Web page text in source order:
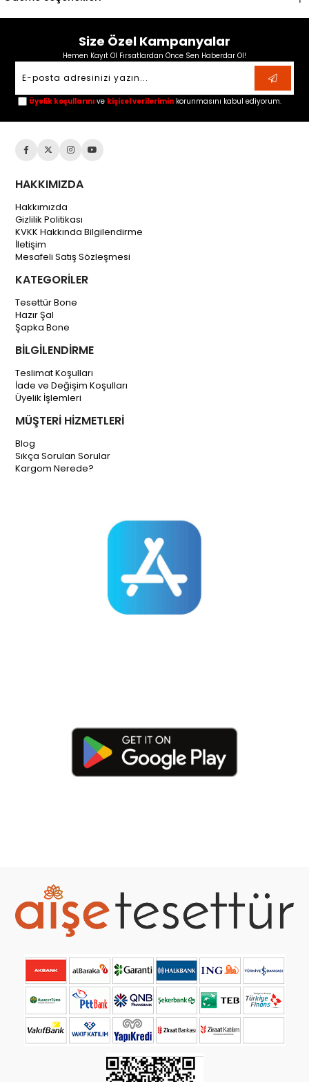
Size Özel Kampanyalar
Hemen Kayıt Ol Fırsatlardan Önce Sen Haberdar Ol!
Üyelik koşullarını ve kişisel verilerimin korunmasını kabul ediyorum.
HAKKIMIZDA
Hakkımızda
Gizlilik Politikası
KVKK Hakkında Bilgilendirme
İletişim
Mesafeli Satış Sözleşmesi
KATEGORİLER
Tesettür Bone
Hazır Şal
Şapka Bone
BİLGİLENDİRME
Teslimat Koşulları
İade ve Değişim Koşulları
Üyelik İşlemleri
MÜŞTERİ HİZMETLERİ
Blog
Sıkça Sorulan Sorular
Kargom Nerede?